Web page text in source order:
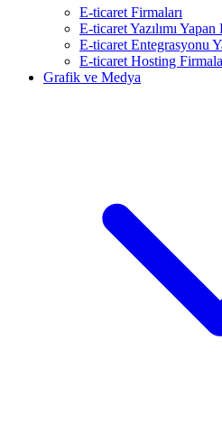
E-ticaret Firmaları
E-ticaret Yazılımı Yapan
E-ticaret Entegrasyonu
E-ticaret Hosting
Grafik ve Medya